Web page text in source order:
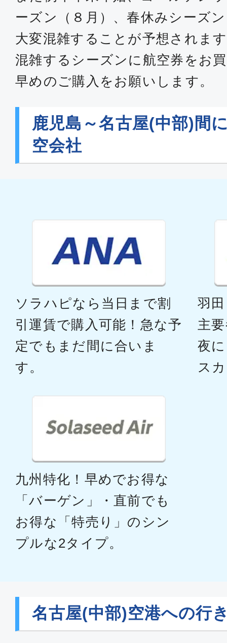
ーズン（８月）、春休みシーズ
大変混雑することが予想されま
混雑するシーズンに航空券をお
早めのご購入をお願いします。
鹿児島～名古屋(中部)間
空会社
ソラハピなら当日まで割
引運賃で購入可能！急な予
定でもまだ間に合いま
す。
羽
主
夜
ス
九州特化！早めでお得な
「バーゲン」・直前でも
お得な「特売り」のシン
プルな2タイプ。
名古屋(中部)空港への行